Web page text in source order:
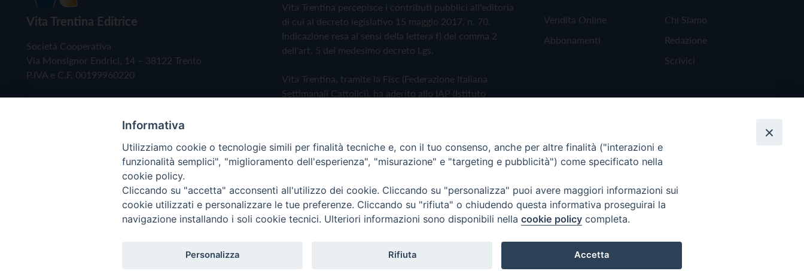
Vita Trentina Editrice
Società Cooperativa
Via Monsignor Endrici, 14 – 38122 Trento
P.IVA e C.F. 00199960220
Vita Trentina percepisce i contributi pubblici all'editoria
di cui al decreto legislativo 15 maggio 2017, n. 70.
Indicazione resa ai sensi della lettera f) del comma 2
dell'art. 5 del medesimo decreto Lgs.
Vita Trentina, tramite la Fisc (Federazione Italiana
Settimanali Cattolici), ha aderito allo IAP (Istituto
Privacy Policy Cookie Policy
Vendita Online
Abbonamenti
Chi Siamo
Redazione
Scrivici
Copyright © 2019 - Tutti i diritti riservati - Vita Trentina Editrice
Informativa
Utilizziamo cookie o tecnologie simili per finalità tecniche e, con il tuo consenso, anche per altre finalità ("interazioni e
funzionalità semplici", "miglioramento dell'esperienza", "misurazione" e "targeting e pubblicità") come specificato nella
cookie policy.
Cliccando su "accetta" acconsenti all'utilizzo dei cookie. Cliccando su "personalizza" puoi avere maggiori informazioni sui
cookie utilizzati e personalizzare le tue preferenze. Cliccando su "rifiuta" o chiudendo questa informativa proseguirai la
navigazione installando i soli cookie tecnici. Ulteriori informazioni sono disponibili nella cookie policy completa.
Personalizza Rifiuta Accetta